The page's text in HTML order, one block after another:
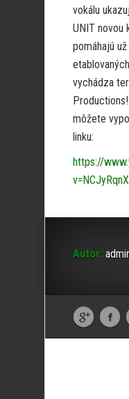
vokálu
UNIT novou
pomáhajú
vychádza
môžete
linku:
https://
Autor: